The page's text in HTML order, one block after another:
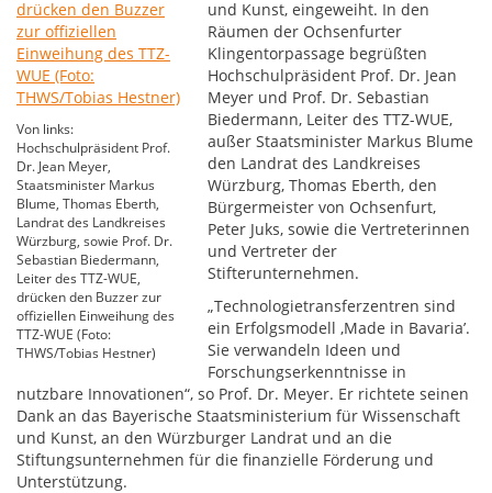
Von links:
Hochschulpräsident Prof.
Dr. Jean Meyer,
Staatsminister Markus
Blume, Thomas Eberth,
Landrat des Landkreises
Würzburg, sowie Prof. Dr.
Sebastian Biedermann,
Leiter des TTZ-WUE,
drücken den Buzzer zur
offiziellen Einweihung des
TTZ-WUE (Foto:
THWS/Tobias Hestner)
und Kunst, eingeweiht. In den
Räumen der Ochsenfurter
Klingentorpassage begrüßten
Hochschulpräsident Prof. Dr. Jean
Meyer und Prof. Dr. Sebastian
Biedermann, Leiter des TTZ-WUE,
außer Staatsminister Markus Blume
den Landrat des Landkreises
Würzburg, Thomas Eberth, den
Bürgermeister von Ochsenfurt,
Peter Juks, sowie die Vertreterinnen
und Vertreter der
Stifterunternehmen.
„Technologietransferzentren sind
ein Erfolgsmodell ,Made in Bavariaʼ.
Sie verwandeln Ideen und
Forschungserkenntnisse in
nutzbare Innovationen“, so Prof. Dr. Meyer. Er richtete seinen
Dank an das Bayerische Staatsministerium für Wissenschaft
und Kunst, an den Würzburger Landrat und an die
Stiftungsunternehmen für die finanzielle Förderung und
Unterstützung.